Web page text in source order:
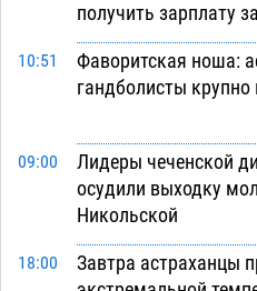
получить зарплату
10:51
Фаворитская ноша:
гандболисты
09:00
Лидеры чеченской
осудили выходку
Никольской
18:00
Завтра астраханцы